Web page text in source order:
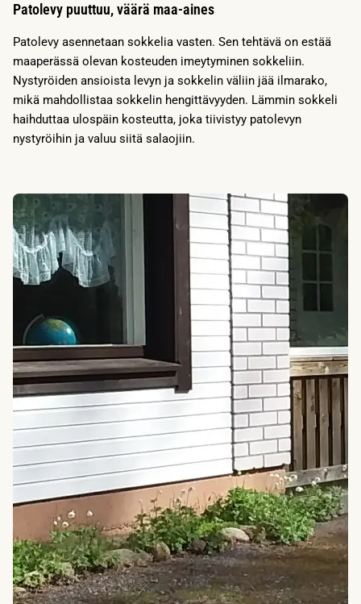
Patolevy puuttuu, väärä maa-aines
Patolevy asennetaan sokkelia vasten. Sen tehtävä on estää
maaperässä olevan kosteuden imeytyminen sokkeliin.
Nystyröiden ansioista levyn ja sokkelin väliin jää ilmarako,
mikä mahdollistaa sokkelin hengittävyyden. Lämmin sokkeli
haihduttaa ulospäin kosteutta, joka tiivistyy patolevyn
nystyröihin ja valuu siitä salaojiin.